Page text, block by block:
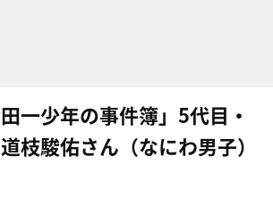
一少年の事件簿」5代目・
枝駿佑さん（なにわ男子）